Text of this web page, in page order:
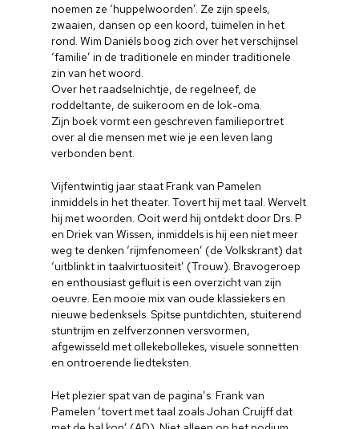
noemen ze ‘huppelwoorden’. Ze zijn speels,
zwaaien, dansen op een koord, tuimelen in het
rond. Wim Daniëls boog zich over het verschijnsel
‘familie’ in de traditionele en minder traditionele
zin van het woord.
Over het raadselnichtje, de regelneef, de
roddeltante, de suikeroom en de lok-oma.
Zijn boek vormt een geschreven familieportret
over al die mensen met wie je een leven lang
verbonden bent.
Vijfentwintig jaar staat Frank van Pamelen
inmiddels in het theater. Tovert hij met taal. Wervelt
hij met woorden. Ooit werd hij ontdekt door Drs. P
en Driek van Wissen, inmiddels is hij een niet meer
weg te denken ‘rijmfenomeen’ (de Volkskrant) dat
‘uitblinkt in taalvirtuositeit’ (Trouw). Bravogeroep
en enthousiast gefluit is een overzicht van zijn
oeuvre. Een mooie mix van oude klassiekers en
nieuwe bedenksels. Spitse puntdichten, stuiterend
stuntrijm en zelfverzonnen versvormen,
afgewisseld met ollekebollekes, visuele sonnetten
en ontroerende liedteksten.
Het plezier spat van de pagina’s. Frank van
Pamelen ‘tovert met taal zoals Johan Cruijff dat